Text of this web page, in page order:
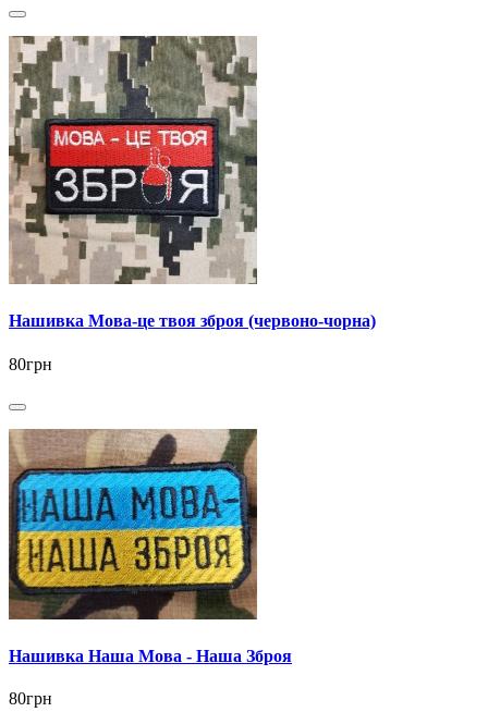
Нашивка Мова-це твоя зброя (червоно-чорна)
80грн
Нашивка Наша Мова - Наша Зброя
80грн